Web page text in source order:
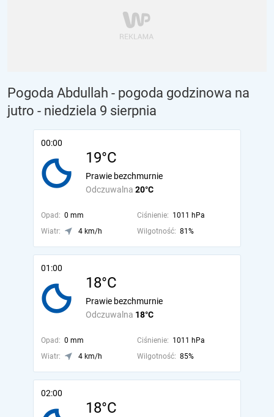
Pogoda Abdullah - pogoda godzinowa na
jutro - niedziela 9 sierpnia
00:00
19°C
Odczuwalna 20°C
Prawie bezchmurnie
Opad: 0 mm Ciśnienie: 1011 hPa
Wiatr:
4 km/h Wilgotność: 81%
01:00
18°C
Odczuwalna 18°C
Prawie bezchmurnie
Opad: 0 mm Ciśnienie: 1011 hPa
Wiatr:
4 km/h Wilgotność: 85%
02:00
18°C